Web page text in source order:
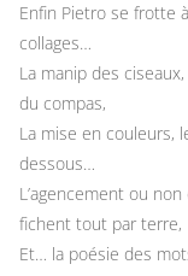
Enfin Pietro se frotte
collages…
La manip des
du compas,
La mise en couleurs,
dessous…
L’agencement ou
fichent tout par terre,
Et… la poésie des